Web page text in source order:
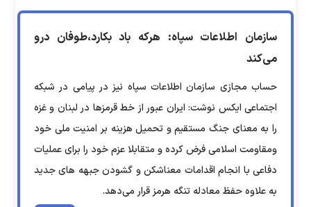
سازمان اطلاعات سپاه: هرکه باد بکارد،طوفان درو
می‌کند
حساب مجازی سازمان اطلاعات سپاه نیز در پیامی در شبکه
اجتماعی ایکس نوشت: ایران عبور از خط قرمزها در لبنان و غزه
را به معنای جنگ مستقیم و تحمیل هزینه بر امنیت ملی خود
ومقاومت اسلامی فرض کرده و متقابلا عزم خود را برای عملیات
دفاعی با انجام اقدامات معناشکن و گشودن جبهه های جدید
به علاوه حفظ معادله تنگه هرمز قرار می‌دهد.